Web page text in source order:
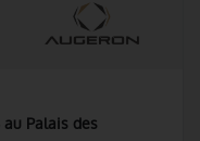
Palais des